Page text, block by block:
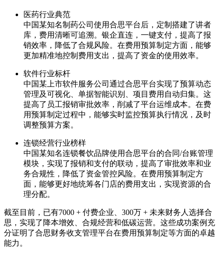
医药行业典范
中国某知名制药公司使用合思平台后，定制搭建了讲者
库，费用清晰可追溯。银企直连，一键支付，提高了报
销效率，降低了合规风险。在费用预算制定方面，能够
更加精准地控制费用支出，提高了资金的使用效率。
软件行业标杆
中国某上市软件服务公司通过合思平台实现了预算动态
管理及可视化、单据智能识别、项目费用自动归集。这
提高了员工报销审批效率，削减了平台运维成本。在费
用预算制定过程中，能够实时监控预算执行情况，及时
调整预算方案。
连锁经营行业榜样
中国某知名连锁餐饮品牌使用合思平台的合同/台账管理
模块，实现了报销和支付的联动，提高了审批效率和业
务合规性，降低了资金管控风险。在费用预算制定方
面，能够更好地统筹各门店的费用支出，实现资源的合
理分配。
截至目前，已有7000 + 付费企业、300万 + 未来财务人选择合
思，实现了降本增效、合规经营和低碳运营。这些成功案例充
分证明了合思财务收支管理平台在费用预算制定等方面的卓越
能力。